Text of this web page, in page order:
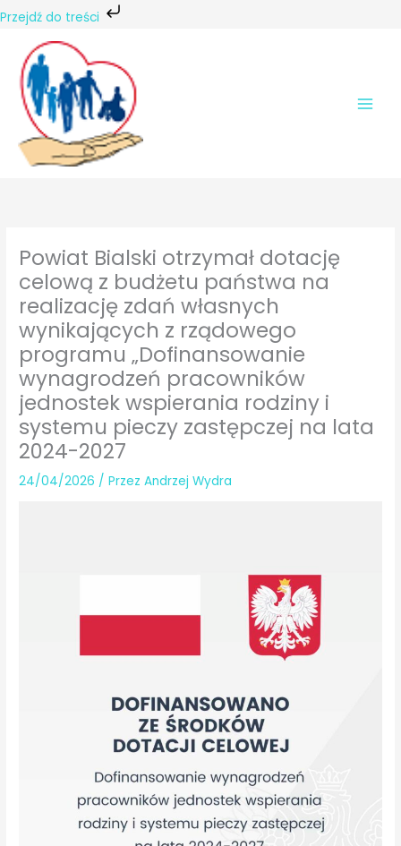
Przejdź do treści
treści
Powiat Bialski otrzymał dotację
celową z budżetu państwa na
realizację zdań własnych
wynikających z rządowego
programu „Dofinansowanie
wynagrodzeń pracowników
jednostek wspierania rodziny i
systemu pieczy zastępczej na lata
2024-2027
24/04/2026 / PrzezAndrzej Wydra